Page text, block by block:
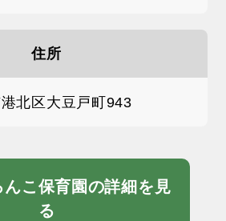
住所
北区大豆戸町943
んこ保育園の詳細を見
る